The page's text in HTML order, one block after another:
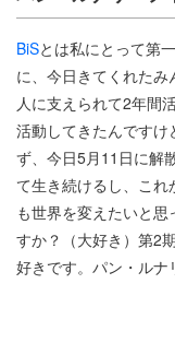
BiSとは私にとって第
に、今日きてくれた
人に支えられて2年間
活動してきたんですけ
ず、今日5月11日に解
て生き続けるし、これ
も世界を変えたいと
すか？（大好き）第2期
好きです。パン・ルナ